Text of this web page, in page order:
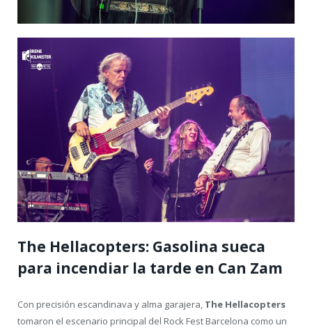
The Hellacopters: Gasolina sueca
para incendiar la tarde en Can Zam
Con precisión escandinava y alma garajera, The Hellacopters
tomaron el escenario principal del Rock Fest Barcelona como un